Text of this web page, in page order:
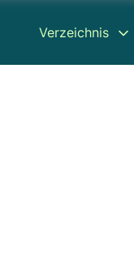
Verzeichnis